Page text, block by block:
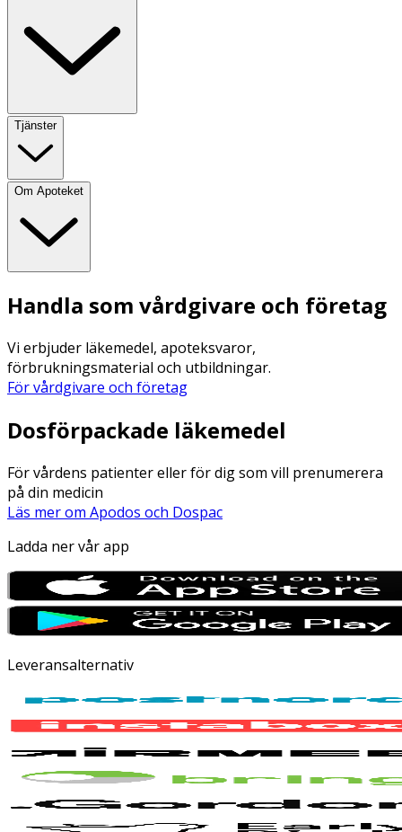
Tjänster
Om Apoteket
Handla som vårdgivare och företag
Vi erbjuder läkemedel, apoteksvaror,
förbrukningsmaterial och utbildningar.
För vårdgivare och företag
Dosförpackade läkemedel
För vårdens patienter eller för dig som vill prenumerera
på din medicin
Läs mer om Apodos och Dospac
Ladda ner vår app
Leveransalternativ